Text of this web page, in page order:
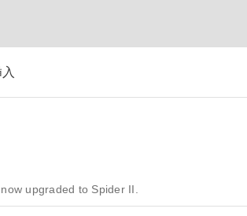
upgraded to Spider II.